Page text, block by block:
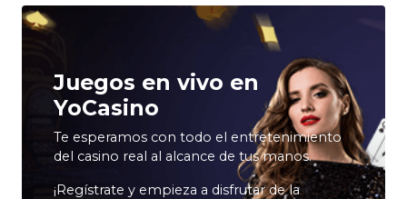
Juegos en vivo en
YoCasino
Te esperamos con todo el entretenimiento
del casino real al alcance de tus manos.
¡Regístrate y empieza a disfrutar de la